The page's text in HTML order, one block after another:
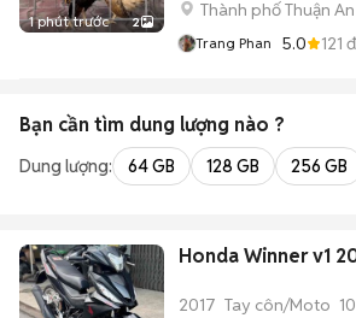
1 phút trước 2
Thành phố Thuận An
Trang Phan 5.0 121
Bạn cần tìm dung lượng nào ?
Dung lượng: 64 GB 128 GB 256 GB
Honda Winner v1
2017 Tay côn/Moto